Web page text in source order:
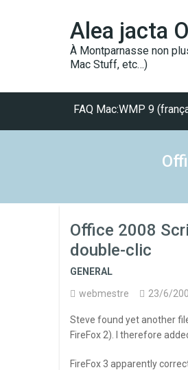
Alea jacta
À Montparnasse non
Mac Stuff, etc…)
FAQ Mac:WMP 9
Office 2008
double-clic
GENERAL
webmestre
23/6/
Steve found yet another
FireFox 2). I therefore
FireFox 3 apparently